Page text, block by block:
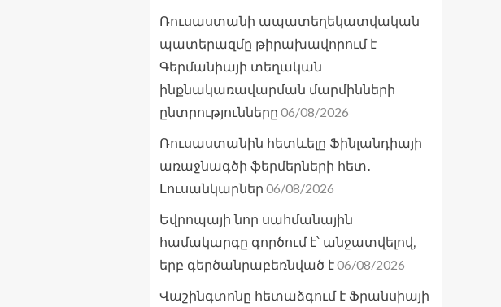
Ռուսաստանի ապատեղեկատվական
պատերազմը թիրախավորում է
Գերմանիայի տեղական
ինքնակառավարման մարմինների
ընտրությունները 06/08/2026
Ռուսաստանին հետևելը Ֆինլանդիայի
առաջնագծի ֆերմերների հետ․
Լուսանկարներ 06/08/2026
Եվրոպայի նոր սահմանային
համակարգը գործում է՝ անջատվելով,
երբ գերծանրաբեռնված է06/08/2026
Վաշինգտոնը հետաձգում է Ֆրանսիայի